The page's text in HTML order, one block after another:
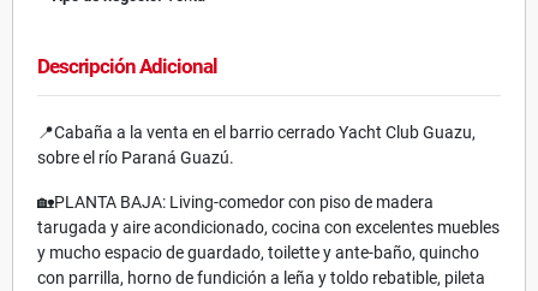
Descripción Adicional
📍Cabaña a la venta en el barrio cerrado Yacht Club Guazu,
sobre el río Paraná Guazú.
🏡PLANTA BAJA: Living-comedor con piso de madera
tarugada y aire acondicionado, cocina con excelentes muebles
y mucho espacio de guardado, toilette y ante-baño, quincho
con parrilla, horno de fundición a leña y toldo rebatible, pileta